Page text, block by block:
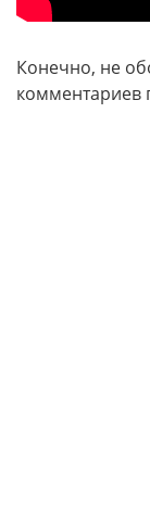
Конечно, не
комментариев